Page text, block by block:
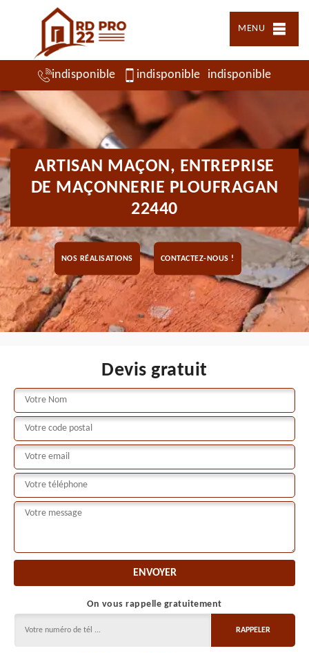
MENU
indisponible indisponible indisponible
ARTISAN MAÇON, ENTREPRISE
DE MAÇONNERIE PLOUFRAGAN
22440
NOS RÉALISATIONS CONTACTEZ-NOUS !
Devis gratuit
On vous rappelle gratuitement